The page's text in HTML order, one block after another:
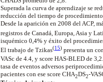
Superada la curva de aprendizaje se
reducción del tiempo de
Desde la aparición en 2008 del ACP,
registros de Canadá, Europa, Asia y
isquémico 0,4% y éxito del
El trabajo de Tzikas(15) presenta un
VASc de 4.4, y score HAS-BLED de
tasa de eventos adversos
pacientes con ese score CHA2DS2-